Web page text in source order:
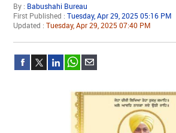
By : Babushahi Bureau
First Published :Tuesday, Apr 29, 2025 05:16 PM
Updated :Tuesday, Apr 29, 2025 07:40 PM